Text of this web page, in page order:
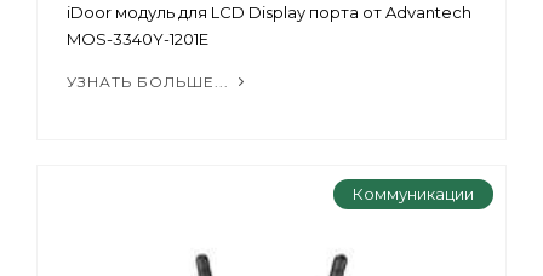
iDoor модуль для LCD Display порта от Advantech
MOS-3340Y-1201E
УЗНАТЬ БОЛЬШЕ...
Коммуникации